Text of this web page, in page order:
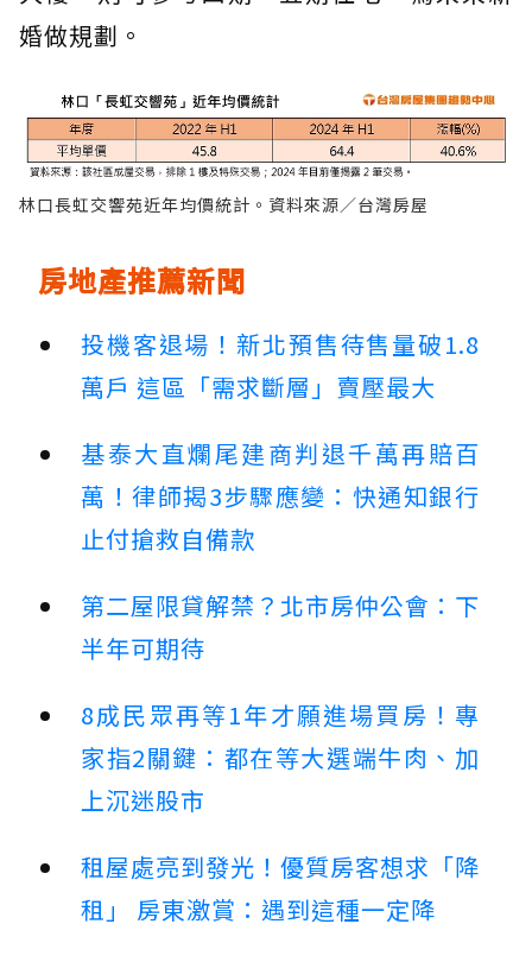
婚做規劃。
林口長虹交響苑近年均價統計。資料來源／台灣房屋
房地產推薦新聞
投機客退場！新北預售待售量破1.8
萬戶 這區「需求斷層」賣壓最大
基泰大直爛尾建商判退千萬再賠百
萬！律師揭3步驟應變：快通知銀行
止付搶救自備款
第二屋限貸解禁？北市房仲公會：下
半年可期待
8成民眾再等1年才願進場買房！專
家指2關鍵：都在等大選端牛肉、加
上沉迷股市
租屋處亮到發光！優質房客想求「降
租」 房東激賞：遇到這種一定降